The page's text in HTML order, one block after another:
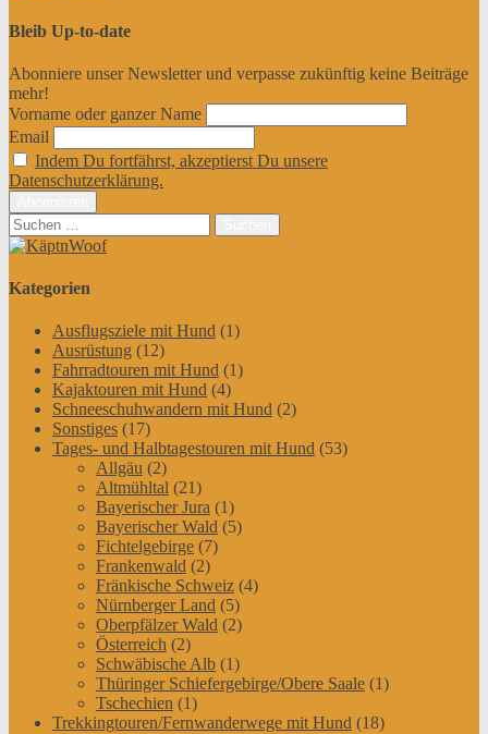
Bleib Up-to-date
Abonniere unser Newsletter und verpasse zukünftig keine Beiträge
mehr!
Vorname oder ganzer Name
Email
Indem Du fortfährst, akzeptierst Du unsere
Datenschutzerklärung.
Suchen
nach:
Kategorien
Ausflugsziele mit Hund (1)
Ausrüstung (12)
Fahrradtouren mit Hund (1)
Kajaktouren mit Hund (4)
Schneeschuhwandern mit Hund (2)
Sonstiges (17)
Tages- und Halbtagestouren mit Hund (53)
Allgäu (2)
Altmühltal (21)
Bayerischer Jura (1)
Bayerischer Wald (5)
Fichtelgebirge (7)
Frankenwald (2)
Fränkische Schweiz (4)
Nürnberger Land (5)
Oberpfälzer Wald (2)
Österreich (2)
Schwäbische Alb (1)
Thüringer Schiefergebirge/Obere Saale (1)
Tschechien (1)
Trekkingtouren/Fernwanderwege mit Hund (18)